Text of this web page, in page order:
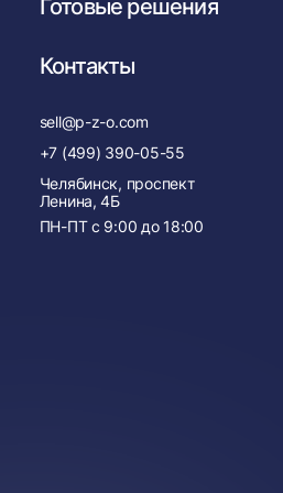
Готовые решения
Контакты
sell@p-z-o.com
+7 (499) 390-05-55
Челябинск, проспект
Ленина, 4Б
ПН-ПТ с 9:00 до 18:00